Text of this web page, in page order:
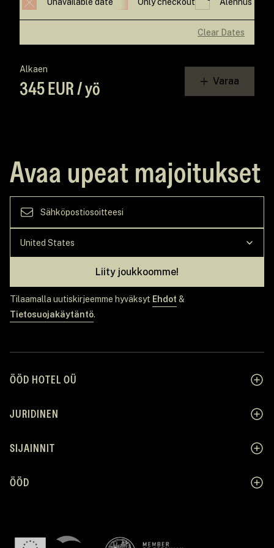
Clear Dates
Alkaen
345 EUR / yö Varaa
Avaa upeat majoitukset
Liity joukkoomme!
Tilaamalla uutiskirjeemme hyväksyt Ehdot &
Tietosuojakäytäntö.
ÖÖD HOTEL OÜ
JURIDINEN
SIJAINNIT
ÖÖD